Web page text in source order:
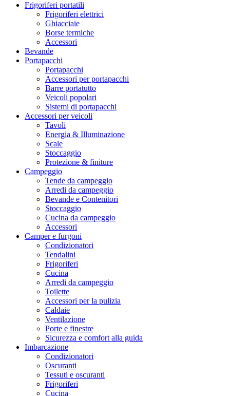
Frigoriferi portatili
Frigoriferi elettrici
Ghiacciaie
Borse termiche
Accessori
Bevande
Portapacchi
Portapacchi
Accessori per portapacchi
Barre portatutto
Veicoli popolari
Sistemi di portapacchi
Accessori per veicoli
Tavoli
Energia & Illuminazione
Scale
Stoccaggio
Protezione & finiture
Campeggio
Tende da campeggio
Arredi da campeggio
Bevande e Contenitori
Stoccaggio
Cucina da campeggio
Accessori
Camper e furgoni
Condizionatori
Tendalini
Frigoriferi
Cucina
Arredi da campeggio
Toilette
Accessori per la pulizia
Caldaie
Ventilazione
Porte e finestre
Sicurezza e comfort alla guida
Imbarcazione
Condizionatori
Oscuranti
Tessuti e oscuranti
Frigoriferi
Cucina